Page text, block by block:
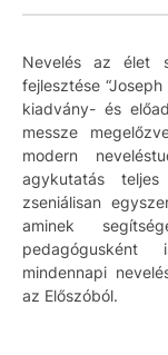
Nevelés az élet
fejlesztése
kiadvány- és
messze
modern
agykutatás teljes
zseniálisan
aminek
mindennapi
az Előszóból.